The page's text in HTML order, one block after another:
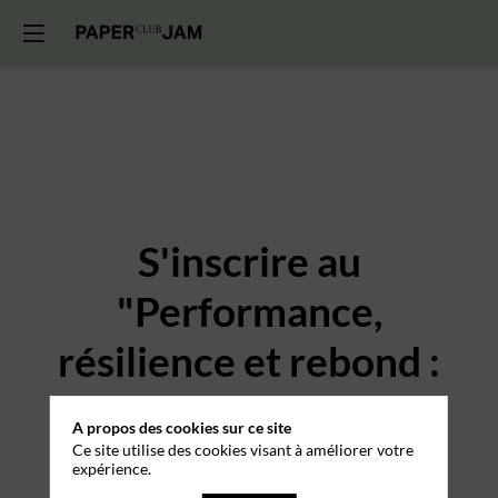
S'inscrire au
"Performance,
résilience et rebond :
les leçons d'Henri
Leconte" du 17
A propos des cookies sur ce site
Ce site utilise des cookies visant à améliorer votre
expérience.